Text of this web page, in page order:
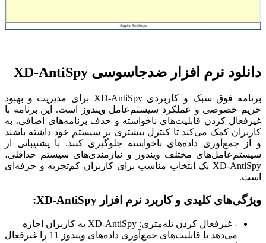
دانلود نرم افزار ضدجاسوسی XD-AntiSpy
برنامه فوق سبک و کاربردی XD-AntiSpy برای مدیریت و بهبود
حریم خصوصی و عملکرد سیستم‌عامل ویندوز است. این برنامه با
غیرفعال کردن قابلیت‌های ناخواسته و حذف برنامه‌های اضافی، به
کاربران کمک می‌کند تا کنترل بیشتری بر سیستم خود داشته باشند
و از جمع‌آوری داده‌های ناخواسته جلوگیری کنند. با پشتیبانی از
سیستم‌عامل‌های مختلف ویندوز و نیازمندی‌های سیستم حداقلی،
XD-AntiSpy یک انتخاب مناسب برای کاربران کم‌تجربه و حرفه‌ای
است.
ویژگی‌های کلیدی و کاربرد نرم افزار XD-AntiSpy:
- غیرفعال کردن تله‌متری: XD-AntiSpy به کاربران اجازه
می‌دهد تا قابلیت‌های جمع‌آوری داده‌های ویندوز 11 را غیرفعال